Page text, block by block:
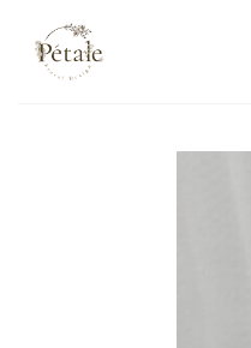
content